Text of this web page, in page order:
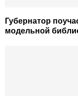
Губернатор
модельной